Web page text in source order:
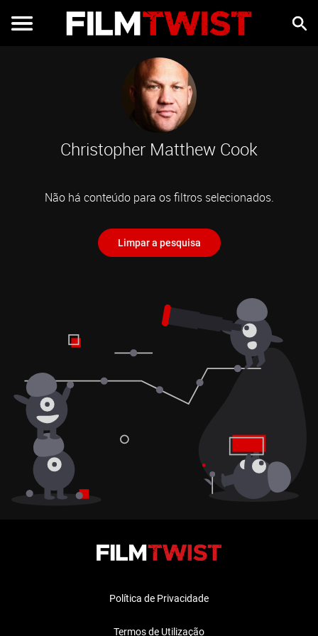
Christopher Matthew Cook
Não há conteúdo para os filtros selecionados.
Limpar a pesquisa
Política de Privacidade
Termos de Utilização